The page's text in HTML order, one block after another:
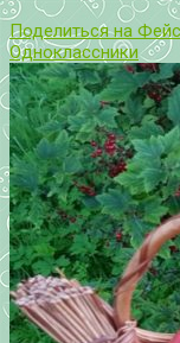
Поделиться на
Одноклассники